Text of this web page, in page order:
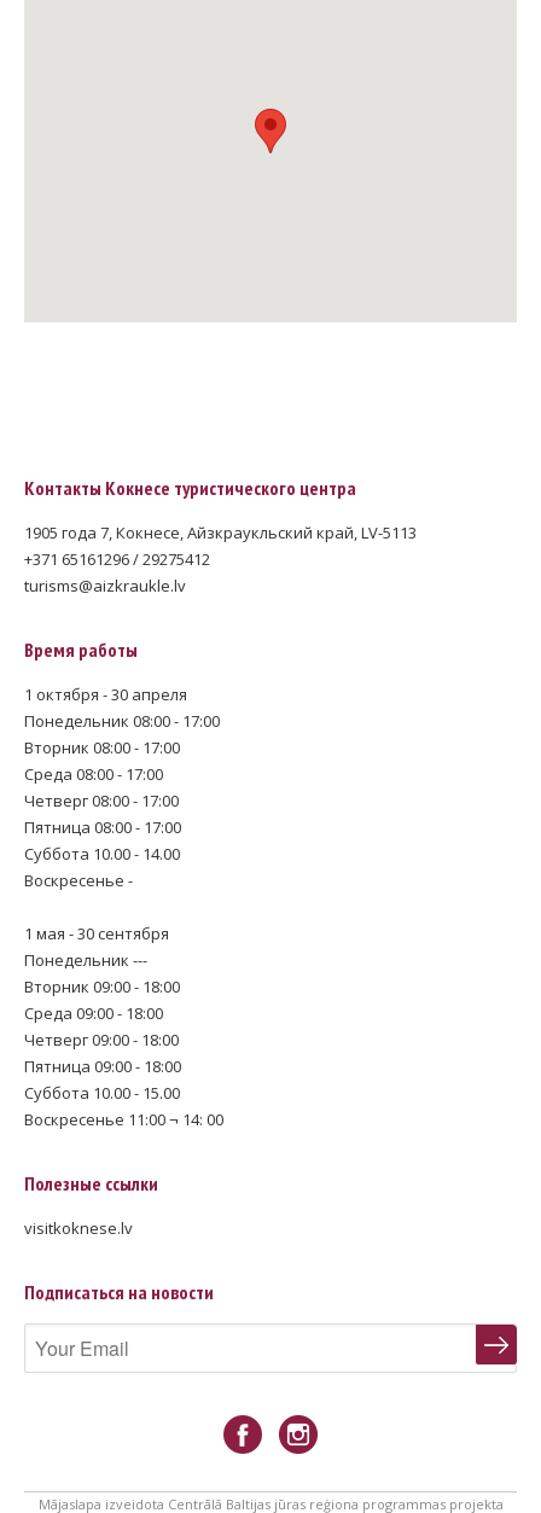
Контакты Кокнесе туристического центра
1905 года 7, Кокнесе, Айзкраукльский край, LV-5113
+371 65161296 / 29275412
turisms@aizkraukle.lv
Время работы
1 октября - 30 апреля
Понедельник 08:00 - 17:00
Вторник 08:00 - 17:00
Среда 08:00 - 17:00
Четверг 08:00 - 17:00
Пятница 08:00 - 17:00
Суббота 10.00 - 14.00
Воскресенье -
1 мая - 30 сентября
Понедельник ---
Вторник 09:00 - 18:00
Среда 09:00 - 18:00
Четверг 09:00 - 18:00
Пятница 09:00 - 18:00
Суббота 10.00 - 15.00
Воскресенье 11:00 ¬ 14: 00
Полезные ссылки
visitkoknese.lv
Подписаться на новости
Mājaslapa izveidota Centrālā Baltijas jūras reģiona programmas projekta